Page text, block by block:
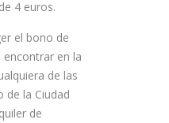
4 euros.
el bono de
encontrar en la
de las
de la Ciudad
de